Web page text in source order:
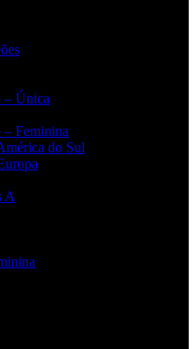
– Única
Feminina
do Sul
A